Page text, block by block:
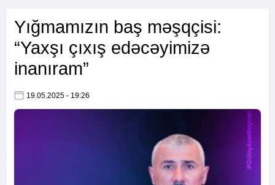
Yığmamızın baş məşqçisi:
“Yaxşı çıxış edəcəyimizə
inanıram”
19.05.2025 - 19:26